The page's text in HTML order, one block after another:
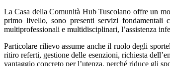
La Casa della Comunità Hub Tuscolano offre un
primo livello, sono presenti servizi
multiprofessionali e multidisciplinari, l’assistenza
Particolare rilievo assume anche il ruolo degli
ritiro referti, gestione delle esenzioni, richiesta
vantaggio concreto per l’utenza, perché riduce gli